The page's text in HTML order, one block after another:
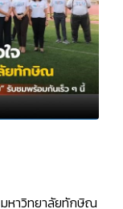
หาวิทยาลัยทักษิณ